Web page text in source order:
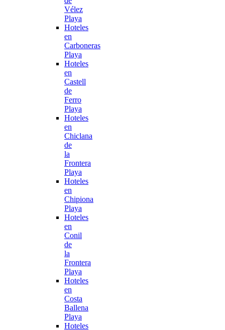
Vélez
Playa
Hoteles
en
Carboneras
Playa
Hoteles
en
Castell
de
Ferro
Playa
Hoteles
en
Chiclana
de
la
Frontera
Playa
Hoteles
en
Chipiona
Playa
Hoteles
en
Conil
de
la
Frontera
Playa
Hoteles
en
Costa
Ballena
Playa
Hoteles